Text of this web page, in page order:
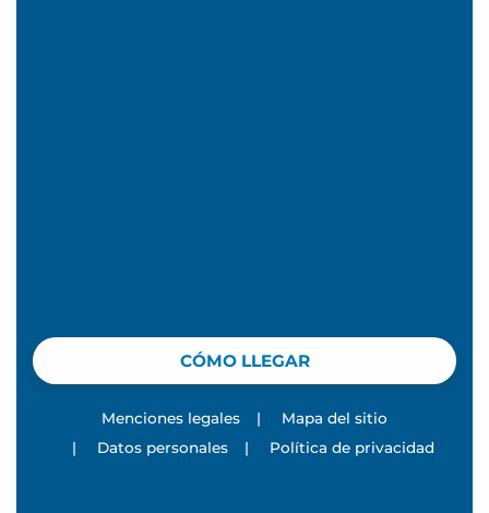
CÓMO LLEGAR
Menciones legales |
Mapa del sitio
|
Datos personales | Política de privacidad